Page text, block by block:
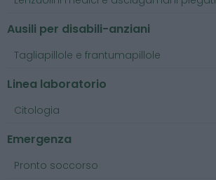
Ausili per disabili-anziani
Tagliapillole e frantumapillole
Linea laboratorio
Citologia
Emergenza
Pronto soccorso